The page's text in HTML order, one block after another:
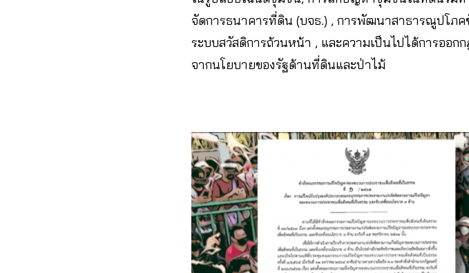
จัดการธนาคารที่ดิน (บจธ.) , การพัฒนาสาธารณูปโภ
ระบบสวัสดิการถ้วนหน้า , และความเป็นไปได้การออ
จากนโยบายของรัฐด้านที่ดินและป่าไม้